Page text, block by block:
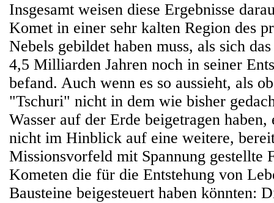
Insgesamt weisen diese Ergebnisse
Komet in einer sehr kalten Region des
Nebels gebildet haben muss, als sich
4,5 Milliarden Jahren noch in seiner
befand. Auch wenn es so aussieht, als
"Tschuri" nicht in dem wie bisher
Wasser auf der Erde beigetragen
nicht im Hinblick auf eine weitere,
Missionsvorfeld mit Spannung gestellte
Kometen die für die Entstehung von
Bausteine beigesteuert haben könnten: